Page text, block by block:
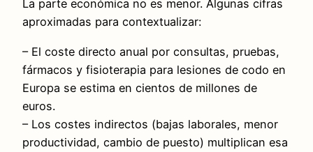
La parte económica no es menor. Algunas cifras
aproximadas para contextualizar:
– El coste directo anual por consultas, pruebas,
fármacos y fisioterapia para lesiones de codo en
Europa se estima en cientos de millones de
euros.
– Los costes indirectos (bajas laborales, menor
productividad, cambio de puesto) multiplican esa